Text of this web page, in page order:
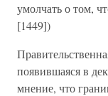
умолчать о том,
[1449])
появившаяся в
мнение, что